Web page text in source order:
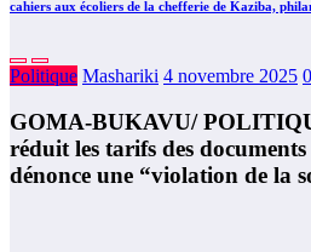
cahiers aux écoliers de la chefferie de Kaziba,
Politique Mashariki 4 novembre 2025
GOMA-BUKAVU/
réduit les tarifs des
dénonce une “violation de la